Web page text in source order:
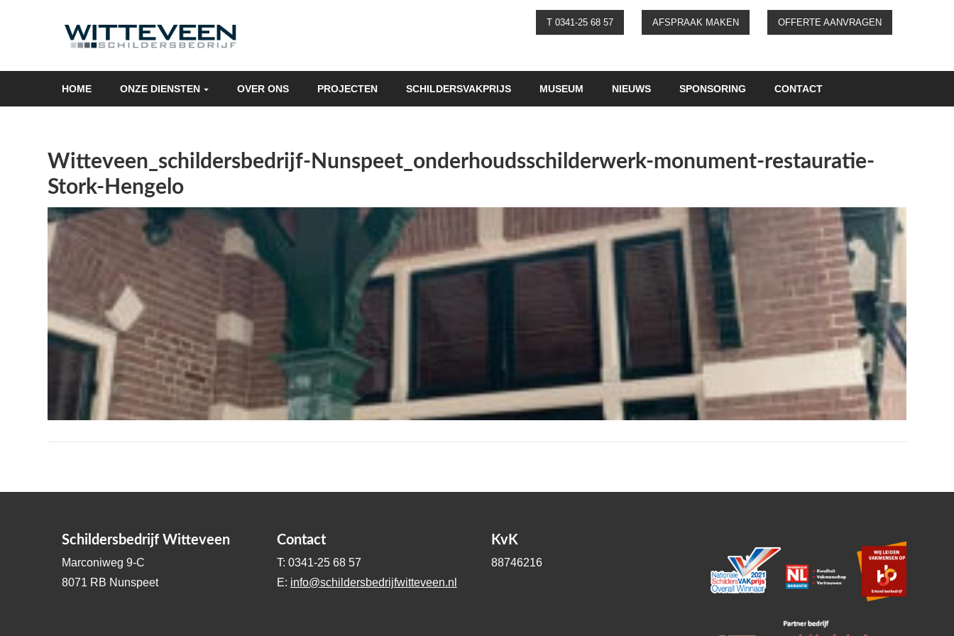
HOME ONZE DIENSTEN OVER ONS PROJECTEN SCHILDERSVAKPRIJS MUSEUM NIEUWS SPONSORING CONTACT
T 0341-25 68 57 AFSPRAAK MAKEN OFFERTE AANVRAGEN
Witteveen_schildersbedrijf-Nunspeet_onderhoudsschilderwerk-monument-restauratie-
Stork-Hengelo
Schildersbedrijf Witteveen
Marconiweg 9-C
8071 RB Nunspeet
Contact
T: 0341-25 68 57
E: info@schildersbedrijfwitteveen.nl
KvK
88746216